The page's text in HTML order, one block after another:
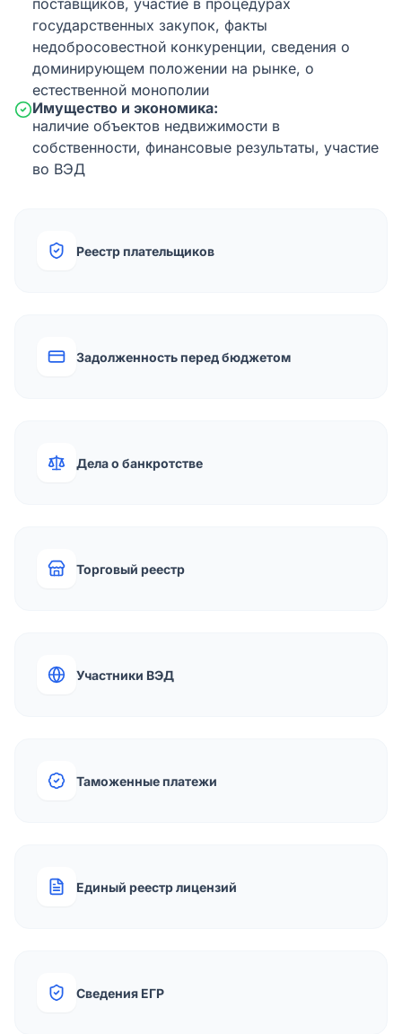
поставщиков, участие в процедурах
государственных закупок, факты
недобросовестной конкуренции, сведения о
доминирующем положении на рынке, о
естественной монополии
Имущество и экономика:
наличие объектов недвижимости в
собственности, финансовые результаты, участие
во ВЭД
Реестр плательщиков
Задолженность перед бюджетом
Дела о банкротстве
Торговый реестр
Участники ВЭД
Таможенные платежи
Единый реестр лицензий
Сведения ЕГР